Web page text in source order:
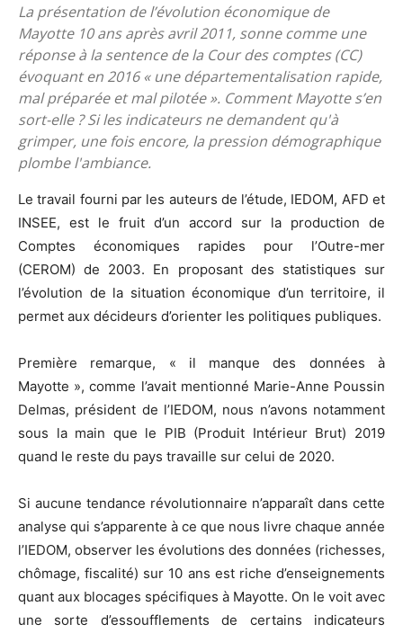
La présentation de l’évolution économique de
Mayotte 10 ans après avril 2011, sonne comme une
réponse à la sentence de la Cour des comptes (CC)
évoquant en 2016 « une départementalisation rapide,
mal préparée et mal pilotée ». Comment Mayotte s’en
sort-elle ? Si les indicateurs ne demandent qu'à
grimper, une fois encore, la pression démographique
plombe l'ambiance.
Le travail fourni par les auteurs de l’étude, IEDOM, AFD et
INSEE, est le fruit d’un accord sur la production de
Comptes économiques rapides pour l’Outre-mer
(CEROM) de 2003. En proposant des statistiques sur
l’évolution de la situation économique d’un territoire, il
permet aux décideurs d’orienter les politiques publiques.
Première remarque, « il manque des données à
Mayotte », comme l’avait mentionné Marie-Anne Poussin
Delmas, président de l’IEDOM, nous n’avons notamment
sous la main que le PIB (Produit Intérieur Brut) 2019
quand le reste du pays travaille sur celui de 2020.
Si aucune tendance révolutionnaire n’apparaît dans cette
analyse qui s’apparente à ce que nous livre chaque année
l’IEDOM, observer les évolutions des données (richesses,
chômage, fiscalité) sur 10 ans est riche d’enseignements
quant aux blocages spécifiques à Mayotte. On le voit avec
une sorte d’essoufflements de certains indicateurs